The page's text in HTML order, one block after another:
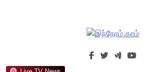
செய்திகளுக்கு